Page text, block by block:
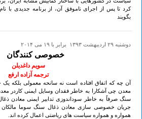
کرد تا پس از اجرای ناموفق آن، از برنامه جدیدی با
بگویند
دوشنبه ۲۹ ارديبهشت ۱۳۹۳ برابر با ۱۹ می ۲۰۱۴
خصوصی کنندگان
سویم داغدیلن
ترجمه آزاده ارفع
آن چه که اتفاق افتاده است نه سانحه معمولی بلکه
معدن چی آشکارا به خاطر فقدان وسایل ایمنی کاردر
سنگ صرفاً به خاطر سوداندوزی تدابیر ایمنی معادن
جریان خصوصی سازی معادن ذغال سنگ سوما
همواره و همواره سیاست های ریاضتی اعمال کرده اند.